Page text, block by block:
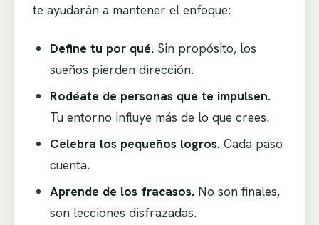
te ayudarán a mantener el enfoque:
Define tu por qué. Sin propósito, los
sueños pierden dirección.
Rodéate de personas que te impulsen.
Tu entorno influye más de lo que crees.
Celebra los pequeños logros. Cada paso
cuenta.
Aprende de los fracasos. No son finales,
son lecciones disfrazadas.